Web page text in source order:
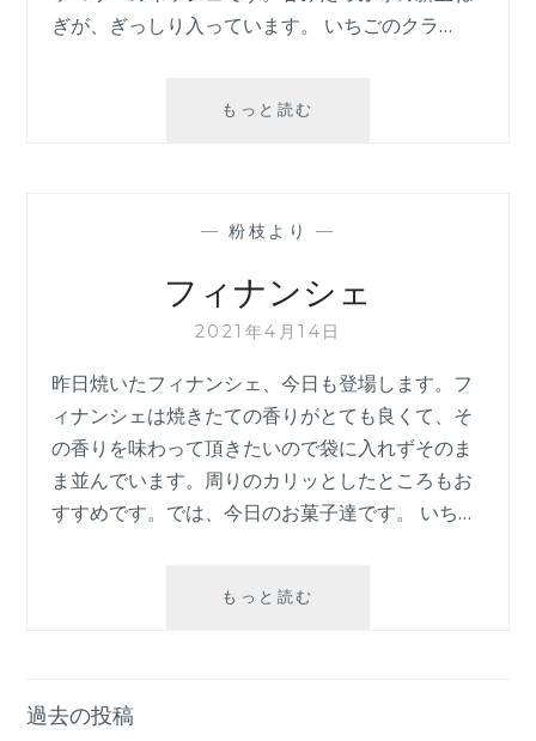
ぎが、ぎっしり入っています。 いちごのクラ…
もっと読む
— 粉枝より —
フィナンシェ
2021年4月14日
昨日焼いたフィナンシェ、今日も登場します。フ
ィナンシェは焼きたての香りがとても良くて、そ
の香りを味わって頂きたいので袋に入れずそのま
ま並んでいます。周りのカリッとしたところもお
すすめです。では、今日のお菓子達です。 いち…
もっと読む
投
過去の投稿